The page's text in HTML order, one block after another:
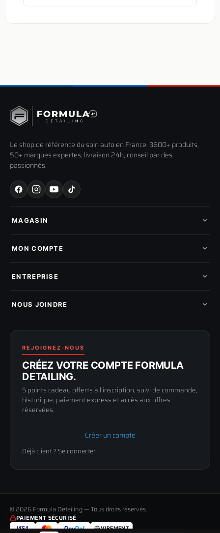
Le shop de référence du soin auto en France. 3600+ produits,
50+ marques expertes, livraison 24h, conseil par des
passionnés.
MAGASIN
Nos marques
Pads de polissage
Pièces détachées
MON COMPTE
Mes tickets SAV
Mon parrainage
Programme fidelite
ENTREPRISE
Compte pro
Politique de retour
Conditions générales
Mentions légales
Confidentialité
NOUS JOINDRE
89100 SENS
03 73 61 02 02
Lun-Ven
9h-12h / 14h-17h
REJOIGNEZ-NOUS
CRÉEZ VOTRE COMPTE FORMULA
DETAILING.
5 points cadeau offerts à l'inscription, suivi de commande,
historique, paiement express et accès aux offres
réservées.
Créer un compte
Déjà client ? Se connecter
PAIEMENT SÉCURISÉ
VISA PayPal VIREMENT
© 2026 Formula Detailing — Tous droits réservés.